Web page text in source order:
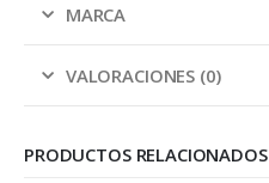
MARCA
VALORACIONES (0)
PRODUCTOS RELACIONADOS